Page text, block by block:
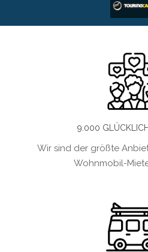
9.000
Wir sind der größte
Wohnmobil-